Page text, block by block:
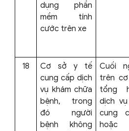
dụng phần
mềm tính
cước trên xe
18
Cơ sở y tế
cung cấp dịch
vụ khám chữa
bệnh, trong
đó người
bệnh không
Cuối
trên
tổng
dịch
cung
hoặc